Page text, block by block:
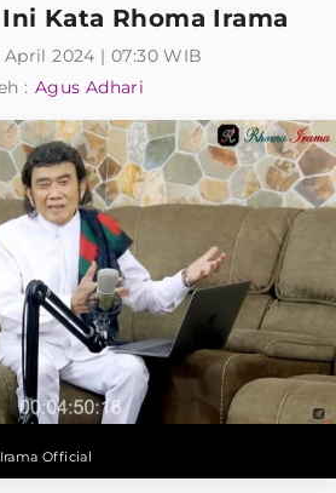
Kata Rhoma Irama
April 2024 | 07:30 WIB
: Agus Adhari
Official